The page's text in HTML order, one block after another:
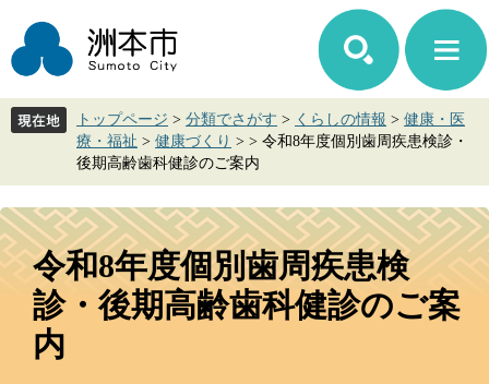
ジ
先
ュ
を
本
文
トップページ > 分類でさがす > くらしの情報 > 健康・医
療・福祉 > 健康づくり > > 令和8年度個別歯周疾患検診・
後期高齢歯科健診のご案内
本
文
令和8年度個別歯周疾患検
診・後期高齢歯科健診のご案
内